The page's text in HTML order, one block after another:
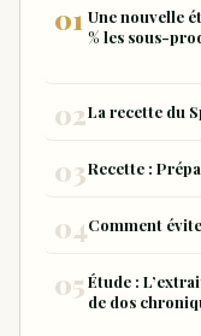
Une nouvelle
% les sous-
La recette du
Recette :
Comment
Étude :
de dos